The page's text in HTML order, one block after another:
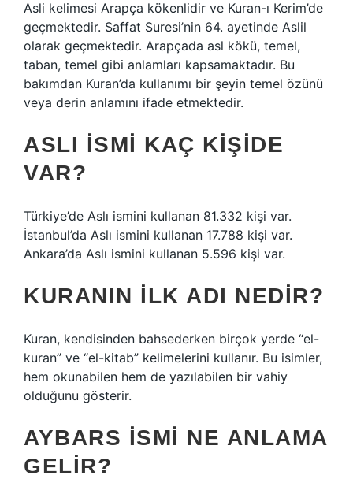
Asli kelimesi Arapça kökenlidir ve Kuran-ı Kerim’de
geçmektedir. Saffat Suresi’nin 64. ayetinde Aslil
olarak geçmektedir. Arapçada asl kökü, temel,
taban, temel gibi anlamları kapsamaktadır. Bu
bakımdan Kuran’da kullanımı bir şeyin temel özünü
veya derin anlamını ifade etmektedir.
ASLI ISMI KAÇ KIŞIDE
VAR?
Türkiye’de Aslı ismini kullanan 81.332 kişi var.
İstanbul’da Aslı ismini kullanan 17.788 kişi var.
Ankara’da Aslı ismini kullanan 5.596 kişi var.
KURANIN ILK ADI NEDIR?
Kuran, kendisinden bahsederken birçok yerde “el-
kuran” ve “el-kitab” kelimelerini kullanır. Bu isimler,
hem okunabilen hem de yazılabilen bir vahiy
olduğunu gösterir.
AYBARS ISMI NE ANLAMA
GELIR?